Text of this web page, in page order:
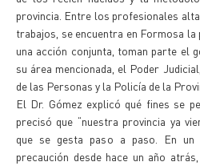
provincia. Entre los profesionales
trabajos, se encuentra en Formosa
una acción conjunta, toman parte el
su área mencionada, el Poder
de las Personas y la Policía de la
El Dr. Gómez explicó qué fines se
precisó que “nuestra provincia ya
que se gesta paso a paso. En
precaución desde hace un año